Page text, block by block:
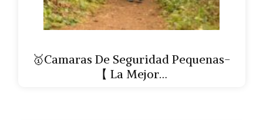
🥇Camaras De Seguridad Pequenas-
【 La Mejor…